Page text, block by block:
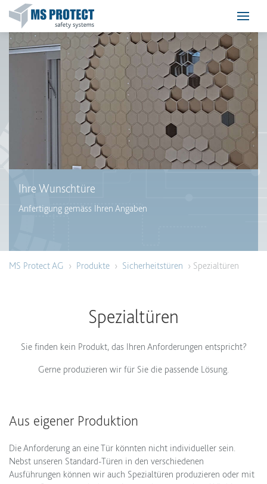
Ihre Wunschtüre
Anfertigung gemäss Ihren Angaben
MS Protect AG › Produkte › Sicherheitstüren › Spezialtüren
Spezialtüren
Sie finden kein Produkt, das Ihren Anforderungen entspricht?
Gerne produzieren wir für Sie die passende Lösung.
Aus eigener Produktion
Die Anforderung an eine Tür könnten nicht individueller sein.
Nebst unseren Standard-Türen in den verschiedenen
Ausführungen können wir auch Spezialtüren produzieren oder mit